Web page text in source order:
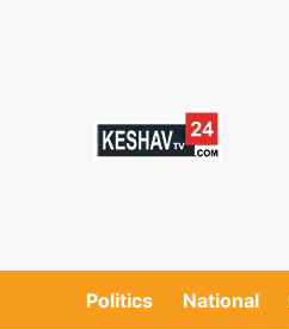
Politics National